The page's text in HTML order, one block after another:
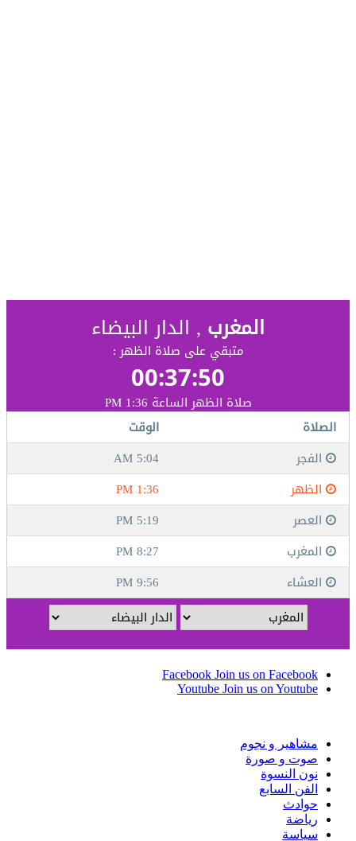
Facebook Join us on Facebook
Youtube Join us on Youtube
مشاهير و نجوم
صوت و صورة
نون النسوة
الفن السابع
حوادث
رياضة
سياسة